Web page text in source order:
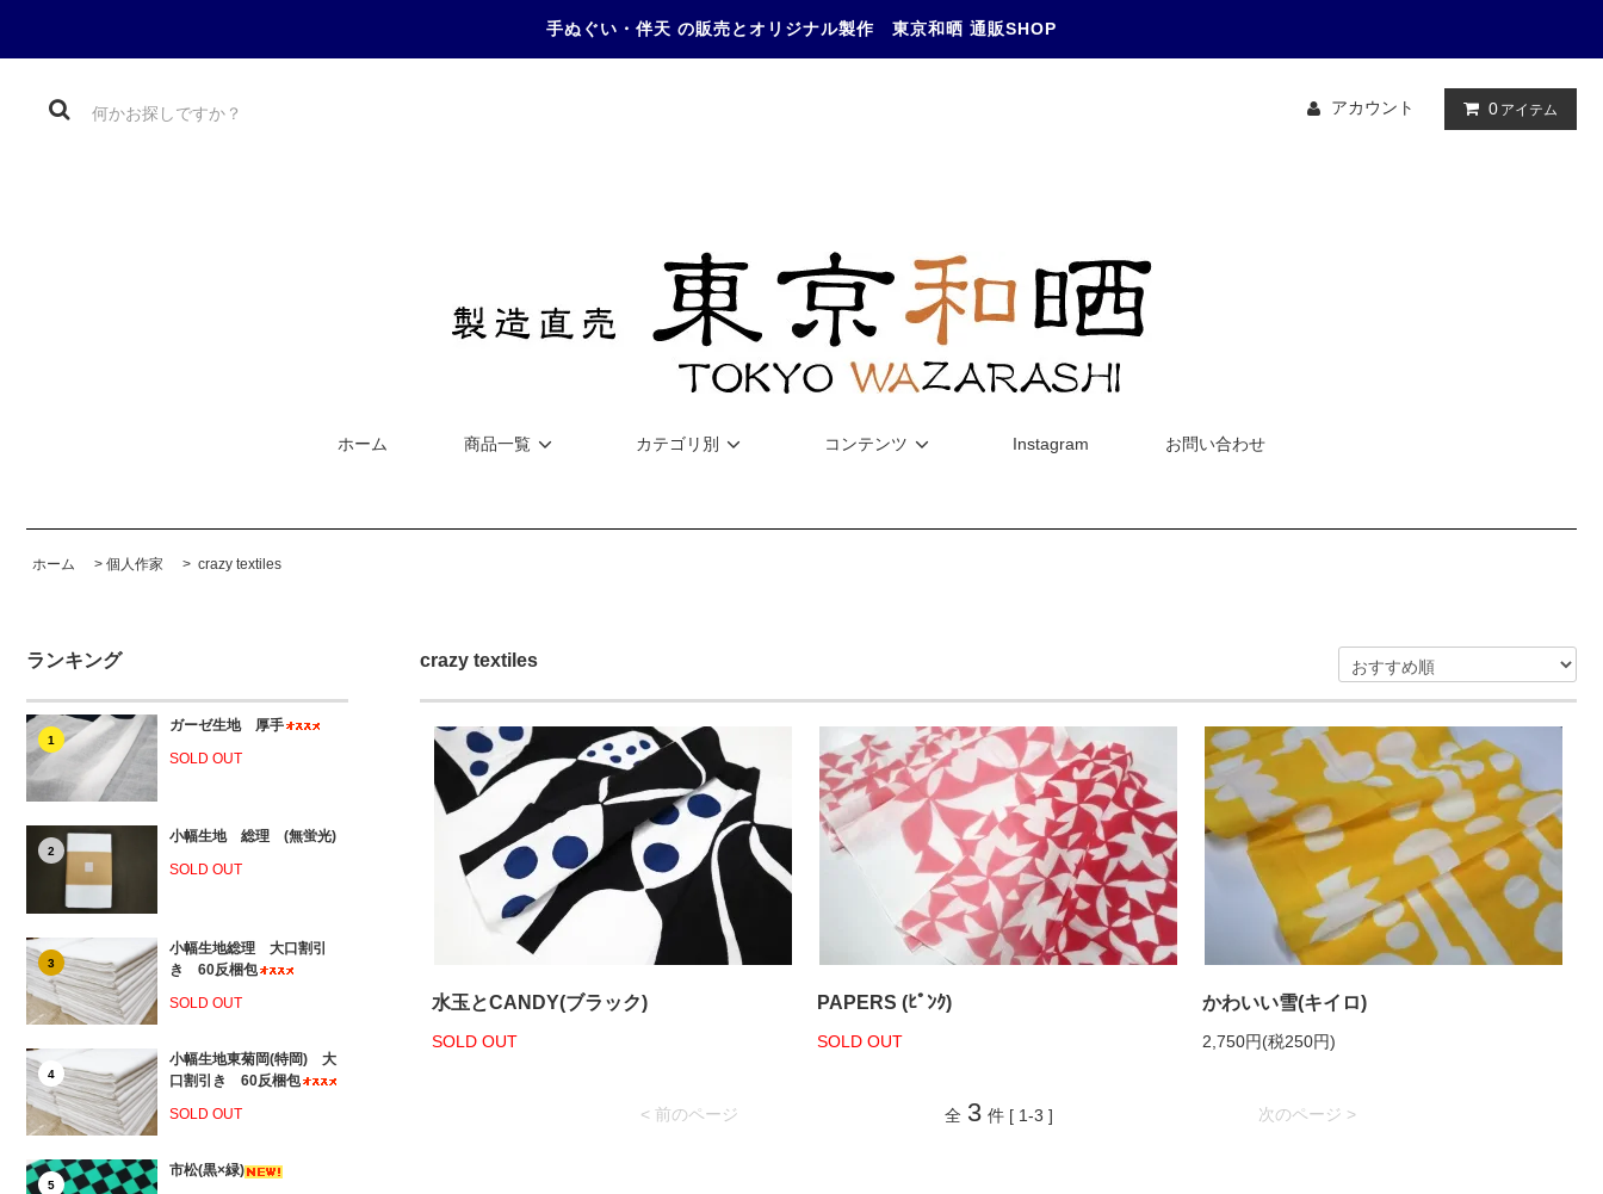
手ぬぐい・伴天 の販売とオリジナル製作 東京和晒 通販SHOP
アカウント 0 アイテム
ホーム 商品一覧 カテゴリ別 コンテンツ Instagram お問い合わせ
ホーム > 個人作家 > crazy textiles
ランキング
1
ガーゼ生地 厚手
SOLD OUT
2
小幅生地 総理 (無蛍光)
SOLD OUT
3
小幅生地総理 大口割引
き 60反梱包
SOLD OUT
4
小幅生地東菊岡(特岡) 大
口割引き 60反梱包
SOLD OUT
5
市松(黒×緑)
crazy textiles
水玉とCANDY(ブラック)
SOLD OUT
PAPERS (ﾋﾟﾝｸ)
SOLD OUT
かわいい雪(キイロ)
2,750円(税250円)
< 前のページ 次のページ >
全 3 件 [ 1-3 ]